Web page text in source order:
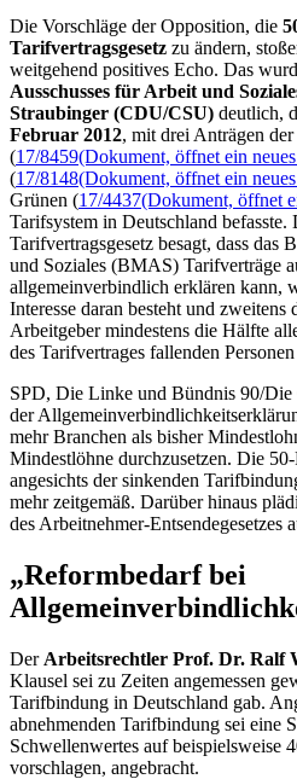
Die Vorschläge der Opposition, die
Tarifvertragsgesetz zu ändern,
weitgehend positives Echo. Das
Ausschusses für Arbeit und
Straubinger (CDU/CSU) deutlich,
Februar 2012, mit drei Anträgen
(17/8459(Dokument, öffnet ein
(17/8148(Dokument, öffnet ein
Grünen (17/4437(Dokument, öffnet
Tarifsystem in Deutschland
Tarifvertragsgesetz besagt, dass das
und Soziales (BMAS) Tarifverträge
allgemeinverbindlich erklären kann,
Interesse daran besteht und zweitens
Arbeitgeber mindestens die Hälfte
des Tarifvertrages fallenden
SPD, Die Linke und Bündnis 90/Die
der
mehr Branchen als bisher
Mindestlöhne durchzusetzen. Die
angesichts der sinkenden
mehr zeitgemäß. Darüber hinaus
des Arbeitnehmer-Entsendegesetzes
„Reformbedarf bei
Der Arbeitsrechtler Prof. Dr. Ralf
Klausel sei zu Zeiten angemessen
Tarifbindung in Deutschland gab.
abnehmenden Tarifbindung sei eine
Schwellenwertes auf beispielsweise
vorschlagen, angebracht.